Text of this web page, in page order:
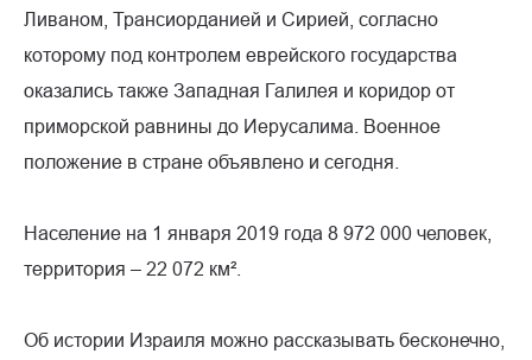
Ливаном, Трансиорданией и Сирией, согласно
которому под контролем еврейского государства
оказались также Западная Галилея и коридор от
приморской равнины до Иерусалима. Военное
положение в стране объявлено и сегодня.
Население на 1 января 2019 года 8 972 000 человек,
территория – 22 072 км².
Об истории Израиля можно рассказывать бесконечно,